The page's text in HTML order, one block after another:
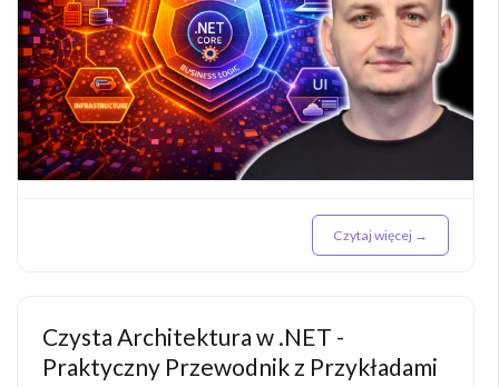
Czytaj więcej →
Czysta Architektura w .NET -
Praktyczny Przewodnik z Przykładami